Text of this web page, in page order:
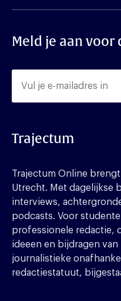
Meld je aan
Trajectum
Trajectum Online
Utrecht. Met dagelijkse
interviews,
podcasts. Voor
professionele redactie,
ideeen en bijdragen
journalistieke
redactiestatuut,